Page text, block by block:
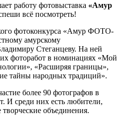
работу фотовыставка «Амур
всё посмотреть!
фотоконкурса «Амур ФOTO-
амурскому
Стеганцеву. На ней
фоторабот в номинациях «Мой
«Расширяя границы»,
тайны народных традиций».
более 90 фотографов в
И среди них есть любители,
объединения.